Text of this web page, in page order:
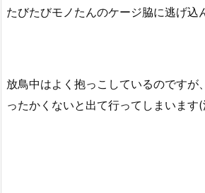
たびたびモノたんのケージ脇に逃げ込
放鳥中はよく抱っこしているのですが
ったかくないと出て行ってしまいます(